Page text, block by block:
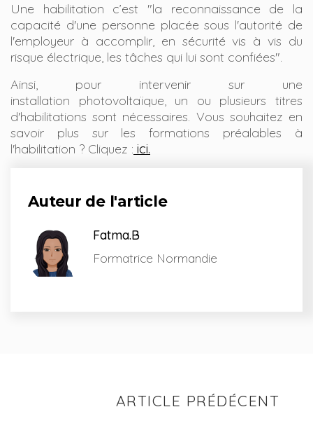
Une habilitation c’est "la reconnaissance de la
capacité d'une personne placée sous l'autorité de
l'employeur à accomplir, en sécurité vis à vis du
risque électrique, les tâches qui lui sont confiées".
Ainsi, pour intervenir sur une
installation photovoltaïque, un ou plusieurs titres
d'habilitations sont nécessaires. Vous souhaitez en
savoir plus sur les formations préalables à
l'habilitation ? Cliquez : ici.
Auteur de l'article
Fatma.B
Formatrice Normandie
ARTICLE PRÉDÉCENT